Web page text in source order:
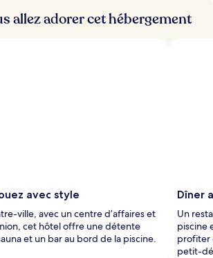
allez adorer cet hébergement
avec style
ville, avec un centre d’affaires et
cet hôtel offre une détente
et un bar au bord de la piscine.
Dîner
Un
piscine
profiter
petit-